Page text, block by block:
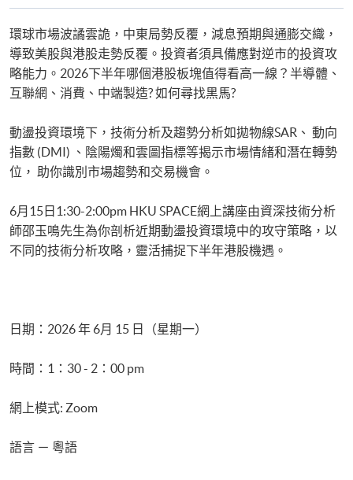
證書（單元 : 全方位基礎金融交易策略）
Certificate for Module (Momentum Investing)
環球市場波譎雲詭，中東局勢反覆，減息預期與通膨交織，
導致美股與港股走勢反覆。投資者須具備應對逆市的投資攻
略能力。2026下半年哪個港股板塊值得看高一線？半導體、
互聯網、消費、中端製造? 如何尋找黑馬?
動盪投資環境下，技術分析及趨勢分析如拋物線SAR、 動向
指數 (DMI) 、陰陽燭和雲圖指標等揭示市場情緒和潛在轉勢
位， 助你識別市場趨勢和交易機會。
6月15日1:30-2:00pm HKU SPACE網上講座由資深技術分析
師邵玉鳴先生為你剖析近期動盪投資環境中的攻守策略，以
不同的技術分析攻略，靈活捕捉下半年港股機遇。
日期：2026 年 6月 15 日（星期一）
時間：1：30 - 2：00 pm
網上模式: Zoom
語言 － 粵語